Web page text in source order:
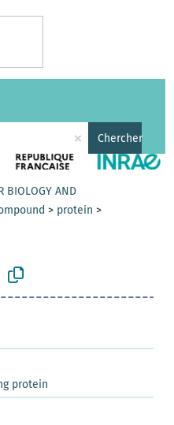
× Chercher
BIOLOGY AND
> protein >
protein